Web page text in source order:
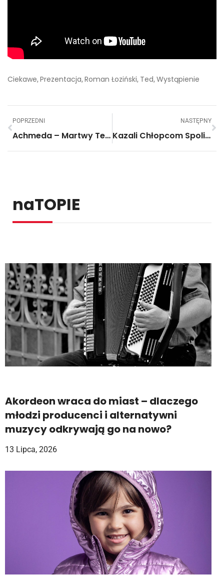
Ciekawe, Prezentacja, Roman Łoziński, Ted, Wystąpienie
POPRZEDNI
Achmeda – Martwy Terrorysta – Jeff Dunham W Abu Dhabi. Reakcja Arabskiej Publiczności!
NASTĘPNY
Kazali Chłopcom Spoliczkować Dziewczynę. A Ich Reakcja?
naTOPIE
Akordeon wraca do miast – dlaczego
młodzi producenci i alternatywni
muzycy odkrywają go na nowo?
13 Lipca, 2026